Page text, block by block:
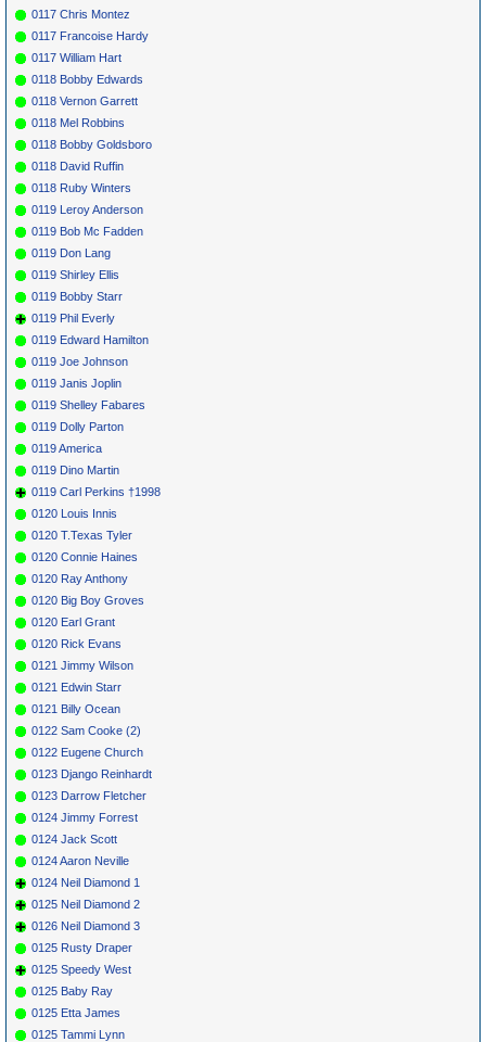
0117 Chris Montez
0117 Francoise Hardy
0117 William Hart
0118 Bobby Edwards
0118 Vernon Garrett
0118 Mel Robbins
0118 Bobby Goldsboro
0118 David Ruffin
0118 Ruby Winters
0119 Leroy Anderson
0119 Bob Mc Fadden
0119 Don Lang
0119 Shirley Ellis
0119 Bobby Starr
0119 Phil Everly
0119 Edward Hamilton
0119 Joe Johnson
0119 Janis Joplin
0119 Shelley Fabares
0119 Dolly Parton
0119 America
0119 Dino Martin
0119 Carl Perkins †1998
0120 Louis Innis
0120 T.Texas Tyler
0120 Connie Haines
0120 Ray Anthony
0120 Big Boy Groves
0120 Earl Grant
0120 Rick Evans
0121 Jimmy Wilson
0121 Edwin Starr
0121 Billy Ocean
0122 Sam Cooke (2)
0122 Eugene Church
0123 Django Reinhardt
0123 Darrow Fletcher
0124 Jimmy Forrest
0124 Jack Scott
0124 Aaron Neville
0124 Neil Diamond 1
0125 Neil Diamond 2
0126 Neil Diamond 3
0125 Rusty Draper
0125 Speedy West
0125 Baby Ray
0125 Etta James
0125 Tammi Lynn